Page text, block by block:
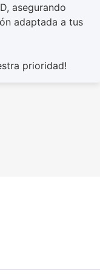
asegurando
adaptada a tus
prioridad!